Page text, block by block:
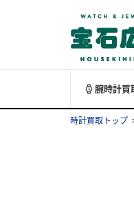
腕時計買
時計買取トップ